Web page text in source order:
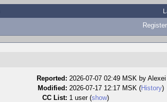
Register
Reported: 2026-07-07 02:49 MSK by
Modified: 2026-07-17 12:17 MSK (History)
CC List: 1 user (show)